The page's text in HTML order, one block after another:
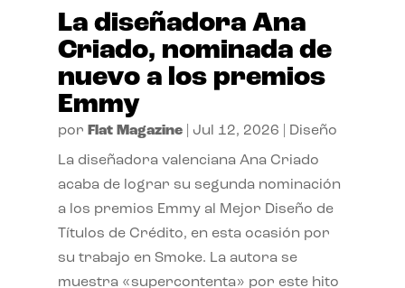
La diseñadora Ana
Criado, nominada de
nuevo a los premios
Emmy
por Flat Magazine| Jul 12, 2026 Diseño
La diseñadora valenciana Ana Criado
acaba de lograr su segunda nominación
a los premios Emmy al Mejor Diseño de
Títulos de Crédito, en esta ocasión por
su trabajo en Smoke. La autora se
muestra «supercontenta» por este hito